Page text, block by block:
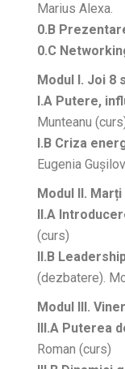
Marius Alexa.
0.B
0.C
Modul I. Joi 8
I.A Putere,
Munteanu
I.B Criza
Eugenia
Modul II.
II.A
(curs)
II.B
(dezbatere).
Modul III.
III.A Puterea
Roman (curs)